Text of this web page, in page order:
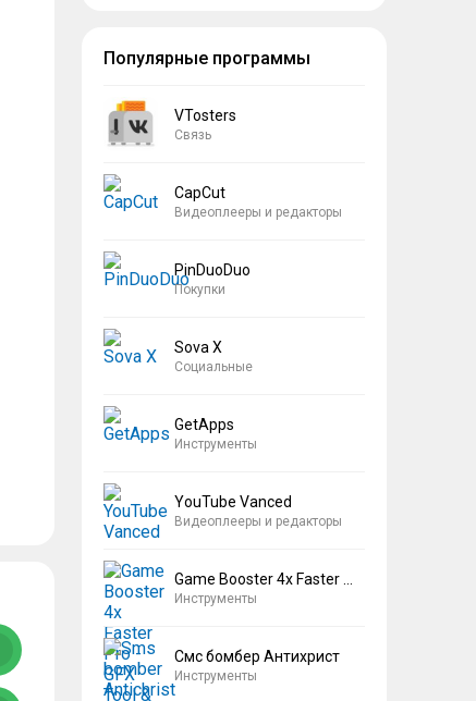
Популярные программы
VTosters
Связь
CapCut
Видеоплееры и редакторы
PinDuoDuo
Покупки
Sova X
Социальные
GetApps
Инструменты
YouTube Vanced
Видеоплееры и редакторы
Инструменты
Смс бомбер Антихрист
Инструменты